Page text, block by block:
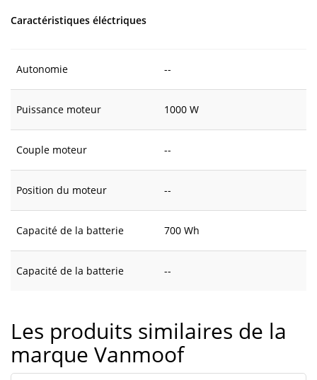
Caractéristiques éléctriques
Autonomie --
Puissance moteur 1000 W
Couple moteur --
Position du moteur --
Capacité de la batterie 700 Wh
Capacité de la batterie --
Les produits similaires de la
marque Vanmoof